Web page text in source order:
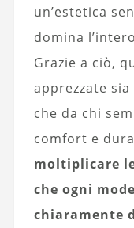
un’estetica
domina
Grazie a ciò,
apprezzate
che da chi
comfort e
moltiplicare
che ogni
chiaramente